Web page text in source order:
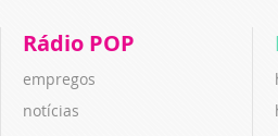
Rádio POP
empregos
notícias